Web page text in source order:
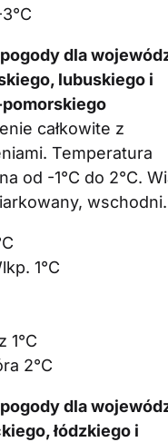
3°C
dla
lubuskiego i
całkowite z
Temperatura
od -1°C do 2°C.
wschodni.
0°C
Wlkp. 1°C
1°C
2°C
dla
łódzkiego i